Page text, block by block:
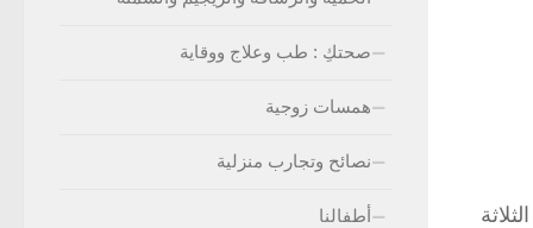
صحتكِ : طب وعلاج ووقاية
همسات زوجية
نصائح وتجارب منزلية
أطفالنا